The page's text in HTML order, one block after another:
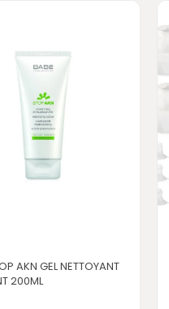
AKN GEL NETTOYANT
200ML